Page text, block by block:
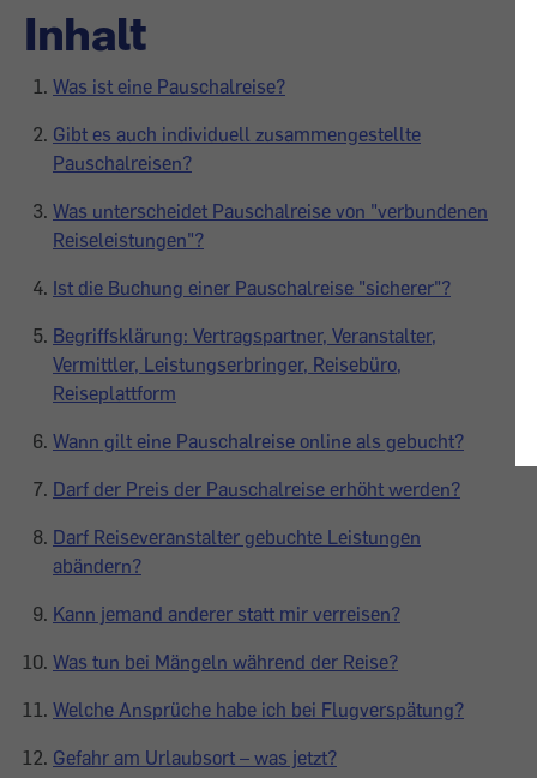
Inhalt
Was ist eine Pauschalreise?
Gibt es auch individuell zusammengestellte
Pauschalreisen?
Was unterscheidet Pauschalreise von "verbundenen
Reiseleistungen"?
Ist die Buchung einer Pauschalreise "sicherer"?
Begriffsklärung: Vertragspartner, Veranstalter,
Vermittler, Leistungserbringer, Reisebüro,
Reiseplattform
Wann gilt eine Pauschalreise online als gebucht?
Darf der Preis der Pauschalreise erhöht werden?
Darf Reiseveranstalter gebuchte Leistungen
abändern?
Kann jemand anderer statt mir verreisen?
Was tun bei Mängeln während der Reise?
Welche Ansprüche habe ich bei Flugverspätung?
Gefahr am Urlaubsort – was jetzt?